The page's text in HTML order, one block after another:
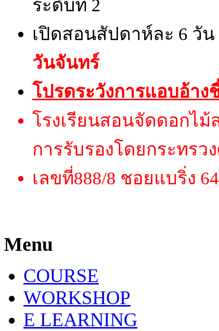
ระดับที่ 2
เปิดสอนสัปดาห์ละ 6 วั
วันจันทร์
โปรดระวังการแอบอ้าง
โรงเรียนสอนจัดดอกไม้
การรับรองโดยกระทรว
เลขที่888/8 ชอยแบริ่ง
Menu
COURSE
WORKSHOP
E LEARNING